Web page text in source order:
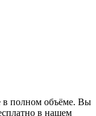
в полном объёме. Вы
в нашем